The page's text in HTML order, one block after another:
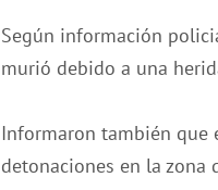
Según información
murió debido a una
Informaron también que
detonaciones en la zona